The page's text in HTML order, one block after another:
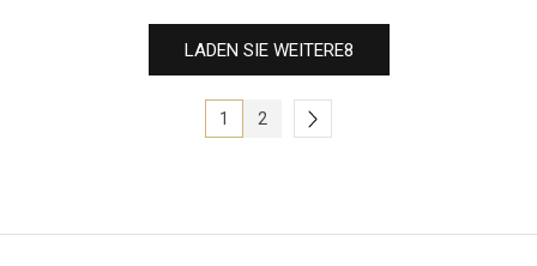
LADEN SIE WEITERE8
1 2